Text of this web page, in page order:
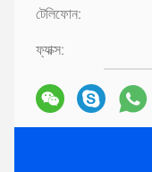
টেলিফোন:
ফ্যাক্স: